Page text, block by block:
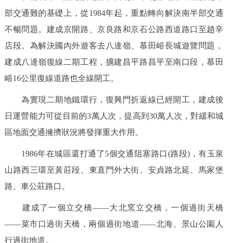
部交通難的基礎上，從1984年起，重點轉向解決南半部交通
不暢問題。建成京開路、京良路和京石公路西道路口至趙辛
店段。為解決國內外遊客去八達嶺、慕田峪長城遊覽問題，
建成八達嶺復線二期工程，擴建昌平路昌平至南口段，慕田
峪16公里復線道路也全線開工。
為實現二期地鐵環行，復興門折返線已經開工，建成後
日運營能力可從目前的3萬人次，提高到30萬人次，對緩和城
區地面交通擁擠狀況將發揮重大作用。
1986年在城區還打通了5個交通阻塞路口(路段)，有玉泉
山路西三環至黃莊段、東直門外大街、安貞路北延、馬家堡
路、車公莊路口。
建成了一個立交橋——大北窯立交橋，一個過街天橋
——菜市口過街天橋，兩個過街地道——北海、景山公園人
行過街地道。